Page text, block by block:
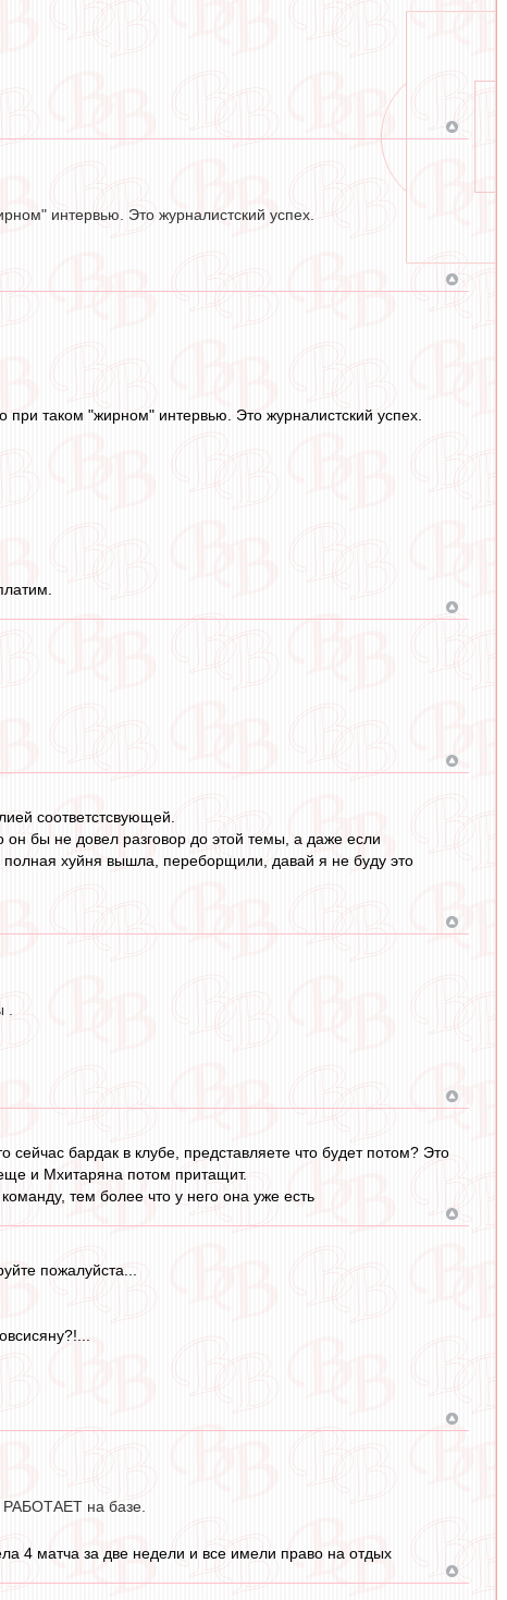
интервью. Это журналистский успех.
при таком "жирном" интервью. Это журналистский успех.
соответстсвующей.
бы не довел разговор до этой темы, а даже если
полная хуйня вышла, переборщили, давай я не буду это
.
бардак в клубе, представляете что будет потом? Это
и Мхитаряна потом притащит.
тем более что у него она уже есть
пожалуйста...
РАБОТАЕТ на базе.
4 матча за две недели и все имели право на отдых